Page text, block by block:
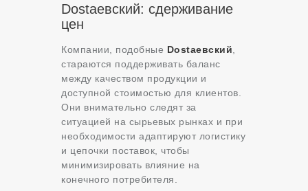
Dostaевский: сдерживание
цен
Компании, подобные Dostaевский
стараются поддерживать баланс
между качеством продукции и
доступной стоимостью для клиентов.
Они внимательно следят за
ситуацией на сырьевых рынках и при
необходимости адаптируют логистику
и цепочки поставок, чтобы
минимизировать влияние на
конечного потребителя.